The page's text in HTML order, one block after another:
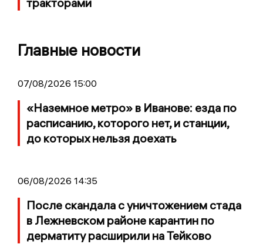
Главные новости
07/08/2026 15:00
«Наземное метро» в Иванове: езда по
расписанию, которого нет, и станции,
до которых нельзя доехать
06/08/2026 14:35
После скандала с уничтожением стада
в Лежневском районе карантин по
дерматиту расширили на Тейково